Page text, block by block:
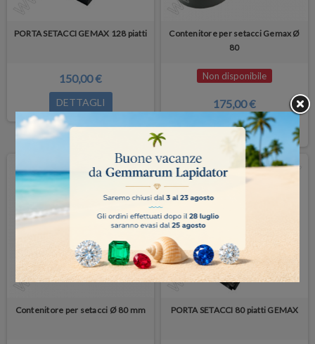
PORTA SETACCI GEMAX 128 piatti
150,00 €
DETTAGLI
Contenitore per setacci Gemax Ø
80
Non disponibile
175,00 €
DETTAGLI
Contenitore per setacci Ø 80 mm PORTA SETACCI 80 piatti GEMAX